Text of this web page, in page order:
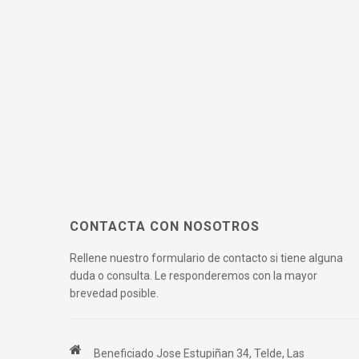
CONTACTA CON NOSOTROS
Rellene nuestro formulario de contacto si tiene alguna
duda o consulta. Le responderemos con la mayor
brevedad posible.
Beneficiado Jose Estupiñan 34, Telde, Las